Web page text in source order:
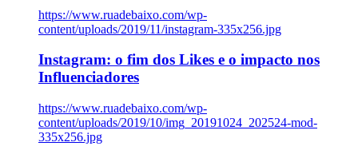
https://www.ruadebaixo.com/wp-
content/uploads/2019/11/instagram-335x256.jpg
Instagram: o fim dos Likes e o impacto nos
Influenciadores
https://www.ruadebaixo.com/wp-
content/uploads/2019/10/img_20191024_202524-mod-
335x256.jpg